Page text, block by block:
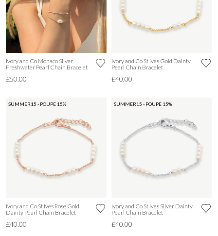
Ivory and Co Monaco Silver
Freshwater Pearl Chain Bracelet
£50.00
Ivory and Co St Ives Gold Dainty
Pearl Chain Bracelet
£40.00
SUMMER15 - POUPE 15%
Ivory and Co St Ives Rose Gold
Dainty Pearl Chain Bracelet
£40.00
SUMMER15 - POUPE 15%
Ivory and Co St Ives Silver Dainty
Pearl Chain Bracelet
£40.00